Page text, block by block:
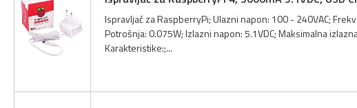
Ispravljač za RaspberryPi; Ulazni napon: 100 - 240VAC;
Potrošnja: 0.075W; Izlazni napon: 5.1VDC; Maksimalna
Karakteristike:;...